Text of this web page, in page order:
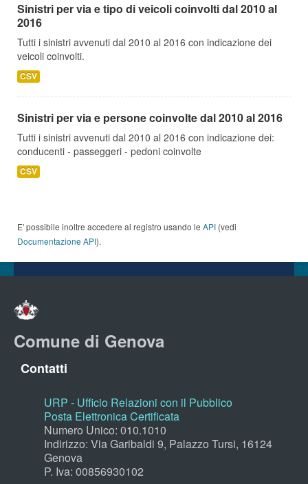
Sinistri per via e tipo di veicoli coinvolti dal 2010 al
2016
Tutti i sinistri avvenuti dal 2010 al 2016 con indicazione dei
veicoli coinvolti.
CSV
Sinistri per via e persone coinvolte dal 2010 al 2016
Tutti i sinistri avvenuti dal 2010 al 2016 con indicazione dei:
conducenti - passeggeri - pedoni coinvolte
CSV
E' possibile inoltre accedere al registro usando le API (vedi
Documentazione API).
Comune di Genova
Contatti
URP - Ufficio Relazioni con il Pubblico
Posta Elettronica Certificata
Numero Unico: 010.1010
Indirizzo: Via Garibaldi 9, Palazzo Tursi, 16124
Genova
P. Iva: 00856930102